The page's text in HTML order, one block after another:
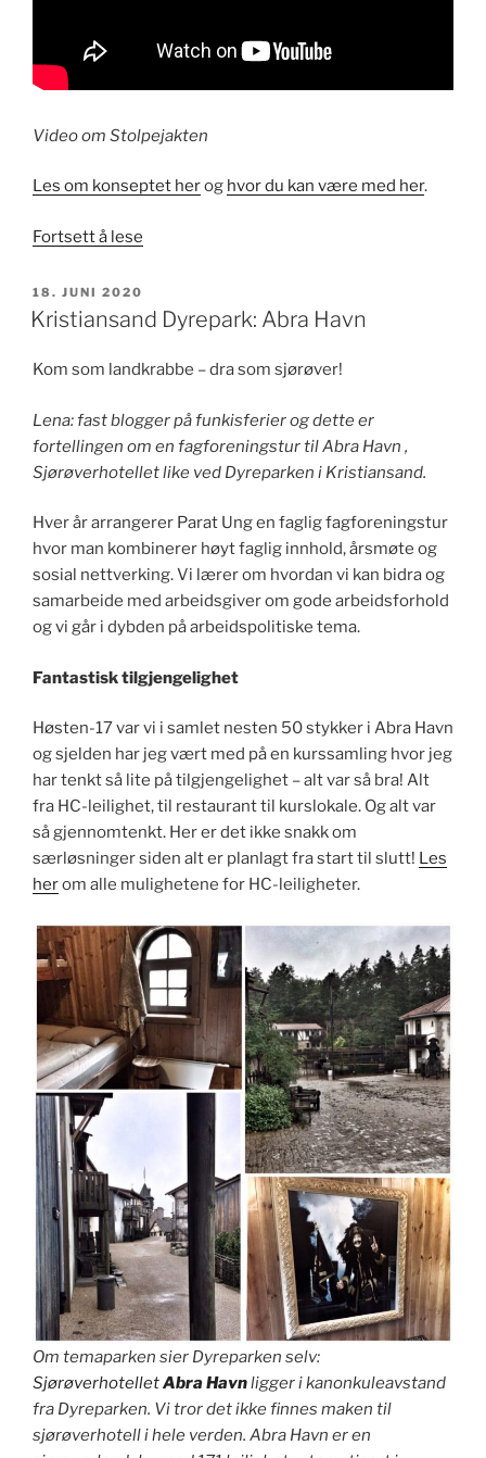
Video om Stolpejakten
Les om konseptet herog hvor du kan være med her.
Fortsett å lese
i
PUBLISERT
18. JUNI 2020
Kristiansand Dyrepark: Abra Havn
Kom som landkrabbe – dra som sjørøver!
Lena: fast blogger på funkisferier og dette er
fortellingen om en fagforeningstur til Abra Havn ,
Sjørøverhotellet like ved Dyreparken i Kristiansand.
Hver år arrangerer Parat Ung en faglig fagforeningstur
hvor man kombinerer høyt faglig innhold, årsmøte og
sosial nettverking. Vi lærer om hvordan vi kan bidra og
samarbeide med arbeidsgiver om gode arbeidsforhold
og vi går i dybden på arbeidspolitiske tema.
Fantastisk tilgjengelighet
Høsten-17 var vi i samlet nesten 50 stykker i Abra Havn
og sjelden har jeg vært med på en kurssamling hvor jeg
har tenkt så lite på tilgjengelighet – alt var så bra! Alt
fra HC-leilighet, til restaurant til kurslokale. Og alt var
så gjennomtenkt. Her er det ikke snakk om
særløsninger siden alt er planlagt fra start til slutt! Les
herom alle mulighetene for HC-leiligheter.
Om temaparken sier Dyreparken selv:
SjørøverhotelletAbra Havnligger i kanonkuleavstand
fra Dyreparken. Vi tror det ikke finnes maken til
sjørøverhotell i hele verden. Abra Havn er en